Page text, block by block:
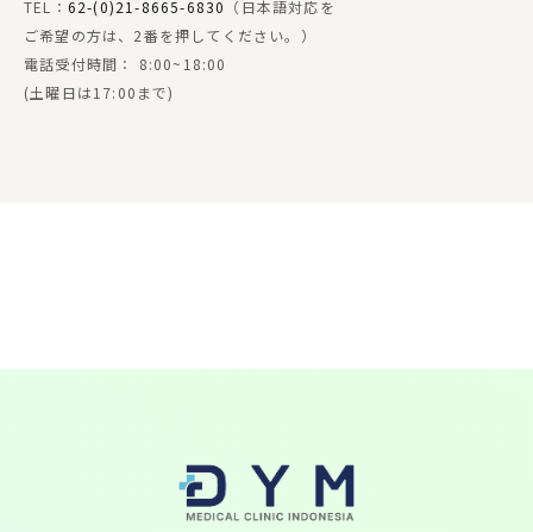
TEL： 62-(0)21-8665-6830 （日本語対応を
ご希望の方は、2番を押してください。）
電話受付時間： 8:00~18:00
(土曜日は17:00まで)